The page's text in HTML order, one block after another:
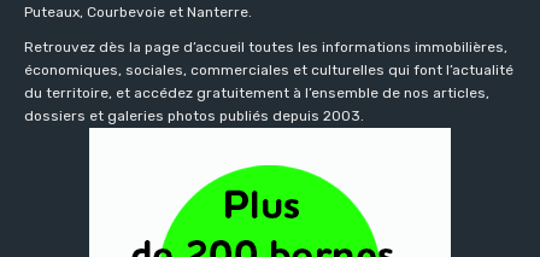
Puteaux, Courbevoie et Nanterre.
Retrouvez dès la page d’accueil toutes les informations immobilières,
économiques, sociales, commerciales et culturelles qui font l’actualité
du territoire, et accédez gratuitement à l’ensemble de nos articles,
dossiers et galeries photos publiés depuis 2003.